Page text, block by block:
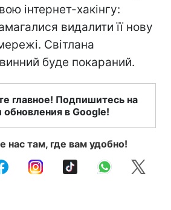
інтернет-хакінгу:
видалити її нову
Світлана
буде покараний.
главное! Подпишитесь на
обновления в Google!
нас там, где вам удобно!